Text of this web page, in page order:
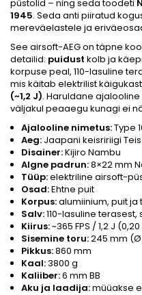
püstolid – ning seda toodeti
1945. Seda anti piiratud
mereväelastele ja
See airsoft-AEG on täpne
detailid: puidust kolb ja
korpuse peal, 110-lasuline
mis käitab elektrilist
(~1,2 J). Haruldane
väljakul peaaegu kunagi ei
Ajalooline nimetus:Type
Aeg: Jaapani keisririigi
Disainer:Kijiro Nambu
Algne padrun:8×22 mm
Tüüp:elektriline airsoft-
Osad:Ehtne puit
Korpus:alumiinium, puit ja
Salv:110-lasuline
Kiirus:~365 FPS / 1,2 J
Sisemine toru:245 mm
Pikkus:860 mm
Kaal:3800 g
Kaliiber:6 mm BB
Aku ja laadija:müüakse